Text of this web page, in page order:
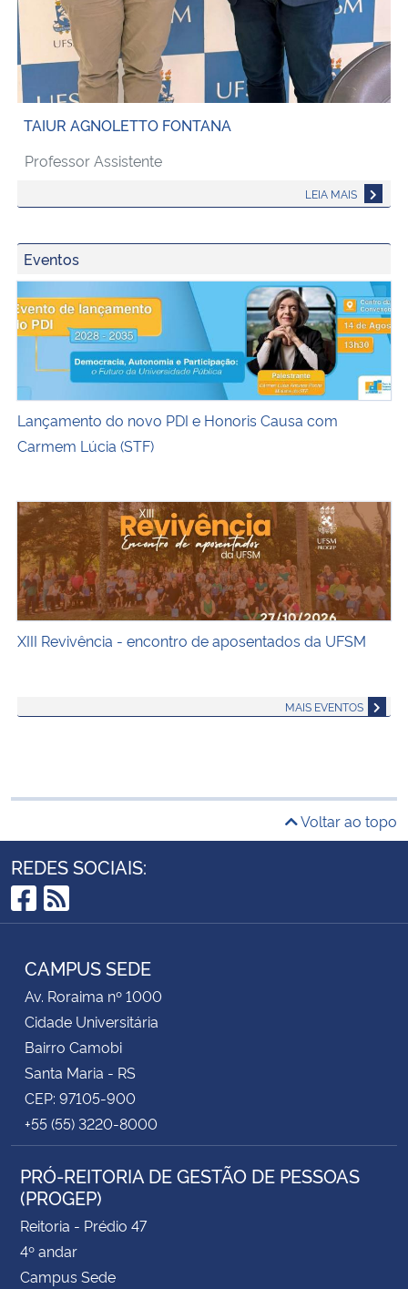
TAIUR AGNOLETTO FONTANA
Professor Assistente
MARIZA DE ALMEIDA DEVENS
EMANUEL MARQUES QUEIROGA
TÁSSIA APARECIDA GERVASONI
LEIA MAIS
Eventos
Banner web evento ministra carmen lúcia - 14/08 às
Lançamento do novo PDI e Honoris Causa com
Carmem Lúcia (STF)
XIII Revivência - encontro de aposentados da UFSM
XIII Revivência - encontro de aposentados da UFSM
MAIS EVENTOS
Voltar ao topo
REDES SOCIAIS:
Facebook
RSS
CAMPUS SEDE
Av. Roraima nº 1000
Cidade Universitária
Bairro Camobi
Santa Maria - RS
CEP: 97105-900
+55 (55) 3220-8000
PRÓ-REITORIA DE GESTÃO DE PESSOAS
(PROGEP)
Reitoria - Prédio 47
4º andar
Campus Sede